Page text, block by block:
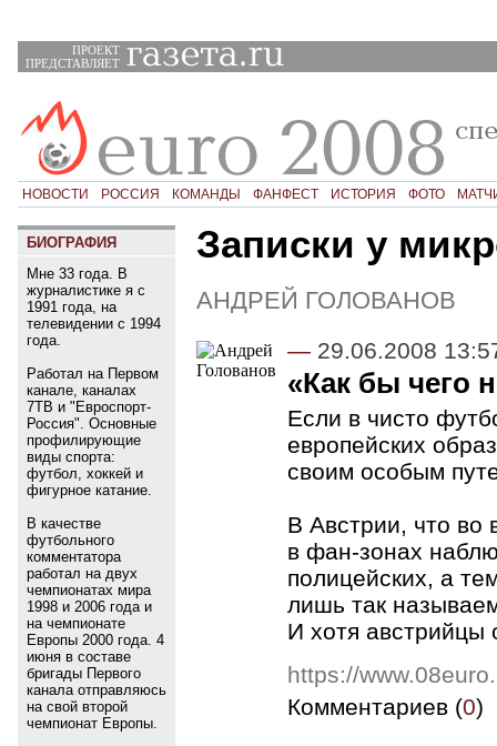
ПРОЕКТ
ПРЕДСТАВЛЯЕТ
НОВОСТИ РОССИЯ КОМАНДЫ ФАНФЕСТ ИСТОРИЯ ФОТО
БИОГРАФИЯ
Мне 33 года. В
журналистике я с
1991 года, на
телевидении с 1994
года.
Работал на Первом
канале, каналах
7ТВ и "Евроспорт-
Россия". Основные
профилирующие
виды спорта:
футбол, хоккей и
фигурное катание.
В качестве
футбольного
комментатора
работал на двух
чемпионатах мира
1998 и 2006 года и
на чемпионате
Европы 2000 года. 4
июня в составе
бригады Первого
канала отправляюсь
на свой второй
чемпионат Европы.
Записки у
АНДРЕЙ ГОЛОВАНОВ
— 29.06.2008
«Как бы чего
Если в чисто
европейских
своим особым
В Австрии, что во
в фан-зонах
полицейских, а
лишь так
И хотя австрийцы
https://
Комментариев (0)